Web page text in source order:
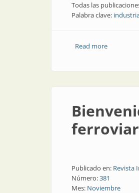
Todas las
Palabra clave:
Read moreabout Un
Publicado en: Revista
Número:381
Mes: Noviembre